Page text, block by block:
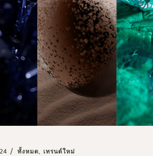
ทั้งหมด เทรนด์ใหม่